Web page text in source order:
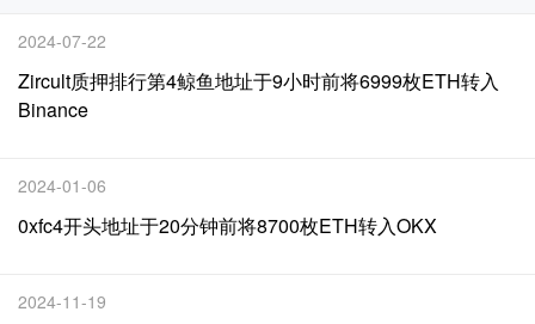
2024-07-22
Zircult质押排行第4鲸鱼地址于9小时前将6999枚ETH转入
Binance
2024-01-06
0xfc4开头地址于20分钟前将8700枚ETH转入OKX
2024-11-19